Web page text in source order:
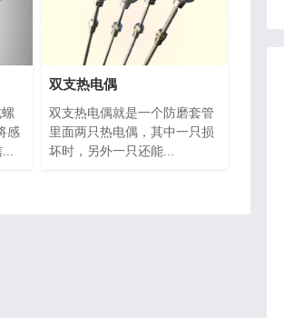
感
双支热电偶
双支热电偶就是一个防磨套管
里面两只热电偶，其中一只损
坏时，另外一只还能...